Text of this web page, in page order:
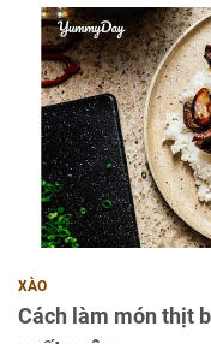
XÀO
Cách làm món thịt